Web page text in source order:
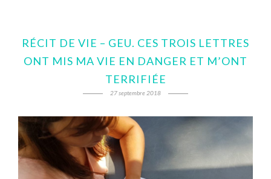
RÉCIT DE VIE – GEU. CES TROIS LETTRES
ONT MIS MA VIE EN DANGER ET M’ONT
TERRIFIÉE
27 septembre 2018